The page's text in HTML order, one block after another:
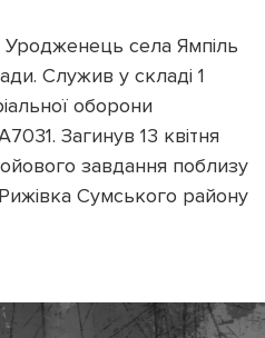
dyvys.info
Уродженець села Ямпіль
Служив у складі 1
оборони
Загинув 13 квітня
завдання поблизу
Сумського району